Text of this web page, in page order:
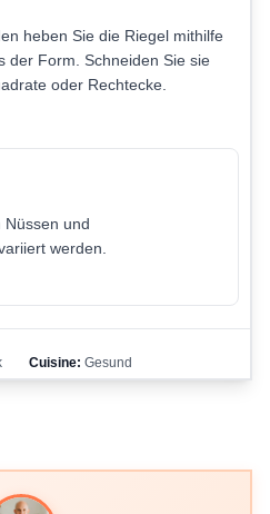
heben Sie die Riegel mithilfe
der Form. Schneiden Sie sie
oder Rechtecke.
Nüssen und
werden.
Cuisine: Gesund